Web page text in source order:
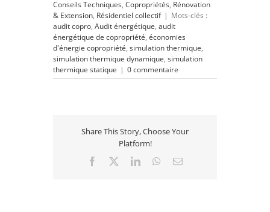
Conseils Techniques,Copropriétés, Rénovation
& Extension, Résidentiel collectif | Mots-clés :
audit copro,Audit énergétique,audit
énergétique de copropriété,économies
d'énergie copropriété,simulation thermique,
simulation thermique dynamique,simulation
thermique statique | 0 commentaire
Share This Story, Choose Your
Platform!
Facebook LinkedInWhatsApp
Email